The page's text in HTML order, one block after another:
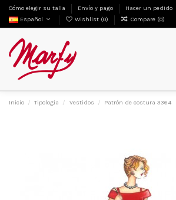
Cómo elegir su talla Envío y pago
Hacer un pedido
Español
Wishlist (0) Compare (0)
Inicio Tipologia Vestidos Patrón de costura 3364